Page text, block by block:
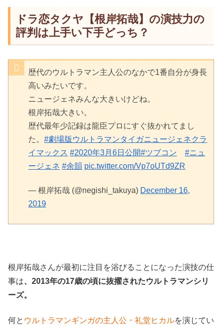
ドラ恋タクヤ【根岸拓哉】の演技力の
評判は上手い下手どっち？
歴代のウルトラマン主人公のなかで1番自分が身長
高いみたいです。
ニュージェネみんな大きいけどね。
根岸拓哉大きい。
歴代最年少記録は龍臣プロにすぐ抜かれてまし
た。 #劇場版ウルトラマンタイガニュージェネクラ
イマックス #2020年3月6日公開#ツブコン
#ニュ
ージェネ #余韻 pic.twitter.com/Vp7oUTd9ZR
— 根岸拓哉 (@negishi_takuya) December 16,
2019
根岸拓哉さんが最初に注目を浴びることになった演技の仕
事は、2013年の17歳の頃に抜擢されたウルトラマンシリ
ーズ。
何と ウルトラマンギンガの主人公・礼堂ヒカルを演じてい